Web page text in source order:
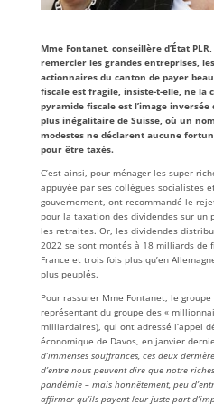
Mme Fontanet, conseillère d’État
remercier les grandes entreprises,
actionnaires du canton de payer
fiscale est fragile, insiste-t-elle, ne la
pyramide fiscale est l’image
plus inégalitaire de Suisse, où un
modestes ne déclarent aucune
pour être taxés.
C’est ainsi, pour ménager les super-
appuyée par ses collègues socialistes
gouvernement, ont recommandé le
pour la taxation des dividendes sur un
les retraites. Or, les dividendes
2022 se sont montés à 18 milliards de
France et trois fois plus qu’en
plus peuplés.
Pour rassurer Mme Fontanet, le groupe
représentant du groupe des «
milliardaires), qui ont adressé l’appel
économique de Davos, en janvier
d’immenses souffrances, ces deux
d’entre nous peuvent dire que notre
pandémie – mais honnêtement, peu
affirmer qu’ils payent leur juste part